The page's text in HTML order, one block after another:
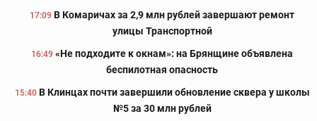
17:09 В Комаричах за 2,9 млн рублей завершают ремонт
улицы Транспортной
16:49 «Не подходите к окнам»: на Брянщине объявлена
беспилотная опасность
15:40 В Клинцах почти завершили обновление сквера у школы
№5 за 30 млн рублей